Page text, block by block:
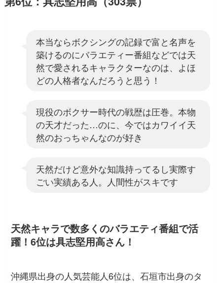
本当ならボクシングの記録で富と名声を
築けるのにバラエティー番組などでは天
然で愛されるキャラクターなのは、よほ
どの人格者なんだろうと思う！
現役のボクサー時代の戦歴は圧巻。本物
の天才だった…のに、今ではカワイイ天
然のおっちゃんなのが好き
天然だけど意外な知識持ってるし実際す
ごい実績ある人。人間性がスキです
天然キャラで数多くのバラエティ番組で活
躍！6位は具志堅用高さん！
沖縄県出身の人気芸能人6位は、石垣市出身のタ